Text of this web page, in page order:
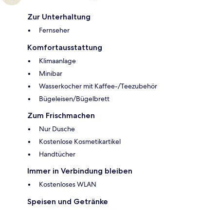
Zur Unterhaltung
Fernseher
Komfortausstattung
Klimaanlage
Minibar
Wasserkocher mit Kaffee-/Teezubehör
Bügeleisen/Bügelbrett
Zum Frischmachen
Nur Dusche
Kostenlose Kosmetikartikel
Handtücher
Immer in Verbindung bleiben
Kostenloses WLAN
Speisen und Getränke